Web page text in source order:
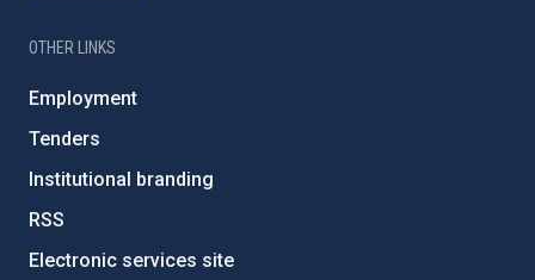
OTHER LINKS
Employment
Tenders
Institutional branding
RSS
Electronic services site